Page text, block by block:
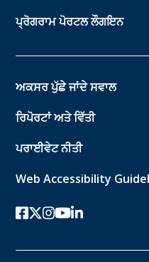
ਪ੍ਰੋਗਰਾਮ ਪੋਰਟਲ ਲੌਗਇਨ
ਅਕਸਰ ਪੁੱਛੇ ਜਾਂਦੇ ਸਵਾਲ
ਰਿਪੋਰਟਾਂ ਅਤੇ ਵਿੱਤੀ
ਪਰਾਈਵੇਟ ਨੀਤੀ
Web Accessibility
ਫੇਸਬੁੱਕ
ਟਵਿੱਟਰ-ਐਕਸ
instagram
youtube
ਲਿੰਕਡਇਨ